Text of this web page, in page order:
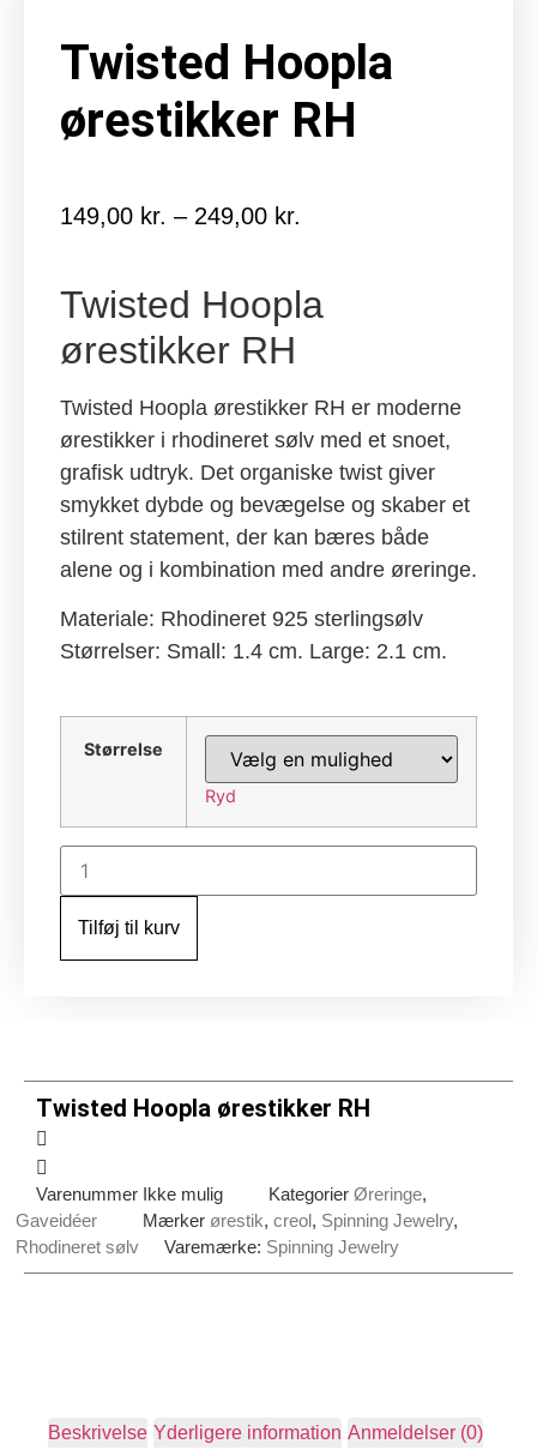
Twisted Hoopla
ørestikker RH
149,00 kr. – 249,00 kr.
249,00 kr.
Twisted Hoopla
ørestikker RH
Twisted Hoopla ørestikker RH er moderne
ørestikker i rhodineret sølv med et snoet,
grafisk udtryk. Det organiske twist giver
smykket dybde og bevægelse og skaber et
stilrent statement, der kan bæres både
alene og i kombination med andre øreringe.
Materiale: Rhodineret 925 sterlingsølv
Størrelser: Small: 1.4 cm. Large: 2.1 cm.
Størrelse
Ryd
Twisted
Hoopla
ørestikker
antal
Tilføj til kurv
Twisted Hoopla ørestikker RH
Varenummer Ikke mulig Kategorier Øreringe,
Gaveidéer
Mærker ørestik, creol, Spinning Jewelry,
Rhodineret sølv
Varemærke: Spinning Jewelry
Beskrivelse Yderligere information Anmeldelser (0)